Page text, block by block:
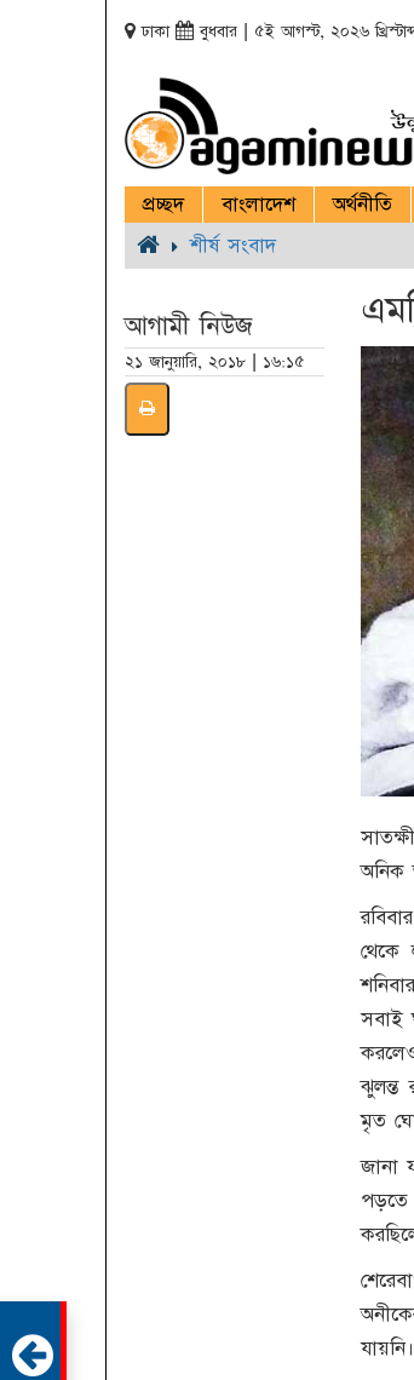
ঢাকা বুধবার | ৫ই আগস্ট, ২০২৬
প্রচ্ছদ বাংলাদেশ অর্থনীতি
শীর্ষ সংবাদ
আগামী নিউজ
২১ জানুয়ারি, ২০১৮ | ১৬:১৫
অনিক
থেকে
সবাই
ঝুলন্ত
মৃত
জানা
পড়তে
যায়নি।